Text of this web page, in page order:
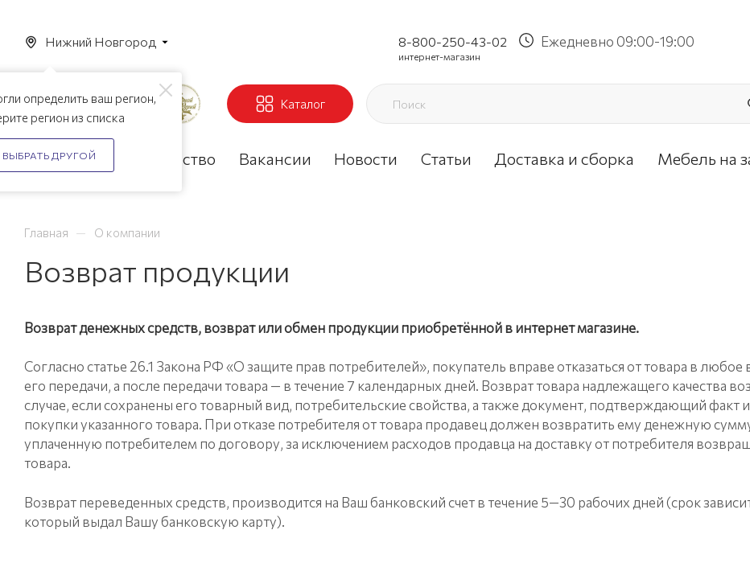
Нижний Новгород
определить ваш регион,
регион из списка
ВЫБРАТЬ ДРУГОЙ
8-800-250-43-02
интернет-магазин
Ежедневно 09:00-19:00
Каталог
Акции Партнерство Вакансии Новости Статьи Доставка и сборка Мебель на
Главная — О компании
Возврат продукции
Возврат денежных средств, возврат или обмен продукции приобретённой в интернет магазине.
Согласно статье 26.1 Закона РФ «О защите прав потребителей», покупатель вправе отказаться от товара в любое
его передачи, а после передачи товара — в течение 7 календарных дней. Возврат товара надлежащего качества
случае, если сохранены его товарный вид, потребительские свойства, а также документ, подтверждающий факт
покупки указанного товара. При отказе потребителя от товара продавец должен возвратить ему денежную
уплаченную потребителем по договору, за исключением расходов продавца на доставку от потребителя
товара.
Возврат переведенных средств, производится на Ваш банковский счет в течение 5—30 рабочих дней (срок
который выдал Вашу банковскую карту).